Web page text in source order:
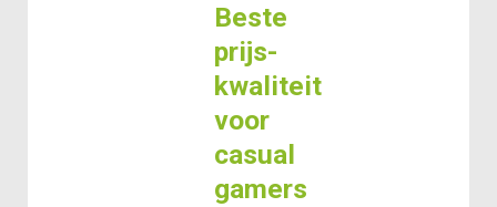
Beste
prijs-
kwaliteit
voor
casual
gamers